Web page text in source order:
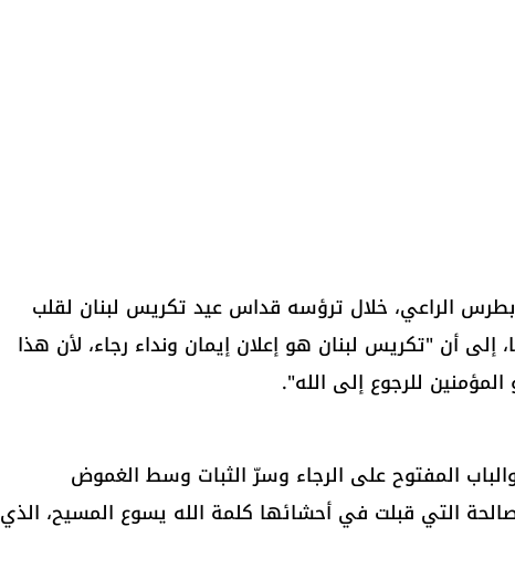
بطرس الراعي، خلال ترؤسه قداس عيد ​تكريس لبنان​ لقلب
إلى أن "تكريس لبنان هو إعلان إيمان ونداء رجاء، لأن هذا
للرجوع إلى الله".
المفتوح على الرجاء وسرّ الثبات وسط الغموض
التي قبلت في أحشائها كلمة الله يسوع المسيح، الذي